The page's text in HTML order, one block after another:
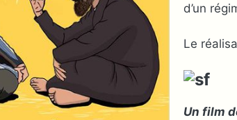
d’un
Le
Un film